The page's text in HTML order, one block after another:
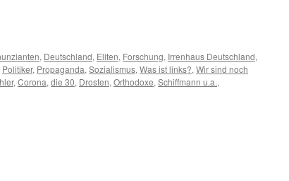
, Deutschland, Eliten, Forschung, Irrenhaus Deutschland,
Politiker, Propaganda, Sozialismus, Was ist links?, Wir sind noch
, Corona, die 30, Drosten, Orthodoxe, Schiffmann u.a.,